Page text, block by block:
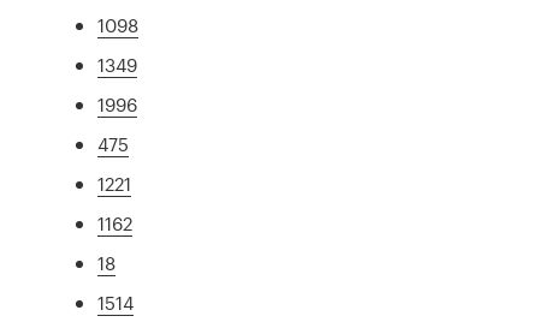
1098
1349
1996
475
1221
1162
18
1514